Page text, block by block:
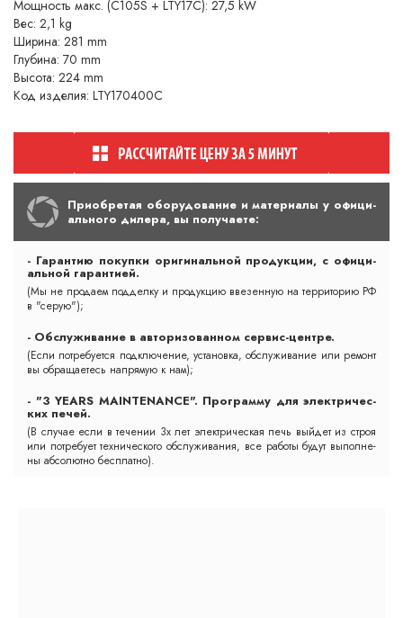
Мощность макс. (C105S + LTY17C): 27,5 kW
Вес: 2,1 kg
Ширина: 281 mm
Глубина: 70 mm
Высота: 224 mm
Код изделия: LTY170400C
При­об­ре­тая обо­ру­до­ва­ние и ма­те­ри­алы у офи­ци­
аль­но­го ди­ле­ра, вы по­лу­ча­ете:
- Га­ран­тию по­куп­ки ори­ги­наль­ной про­дук­ции, с офи­ци­
аль­ной га­ран­ти­ей.
(Мы не про­да­ем под­дел­ку и про­дук­цию вве­зен­ную на тер­ри­то­рию РФ
в "се­рую");
- Обс­лу­жи­ва­ние в ав­то­ри­зо­ван­ном сер­вис-цент­ре.
(Ес­ли пот­ре­бу­ет­ся подк­лю­че­ние, ус­та­нов­ка, обс­лу­жи­ва­ние или ре­монт
вы об­ра­ща­етесь нап­ря­мую к нам);
- "3 YEARS MAINTENANCE". Прог­рам­му для элект­ри­чес­
ких пе­чей.
(В слу­чае ес­ли в те­че­нии 3х лет элект­ри­чес­кая печь вый­дет из строя
или пот­ре­бу­ет тех­ни­чес­ко­го обс­лу­жи­ва­ния, все ра­бо­ты бу­дут вы­пол­не­
ны аб­со­лют­но бесп­лат­но).